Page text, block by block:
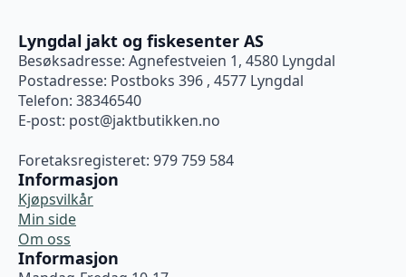
Lyngdal jakt og fiskesenter AS
Besøksadresse: Agnefestveien 1, 4580 Lyngdal
Postadresse: Postboks 396 , 4577 Lyngdal
Telefon: 38346540
E-post: post@jaktbutikken.no
Foretaksregisteret: 979 759 584
Informasjon
Kjøpsvilkår
Min side
Om oss
Informasjon